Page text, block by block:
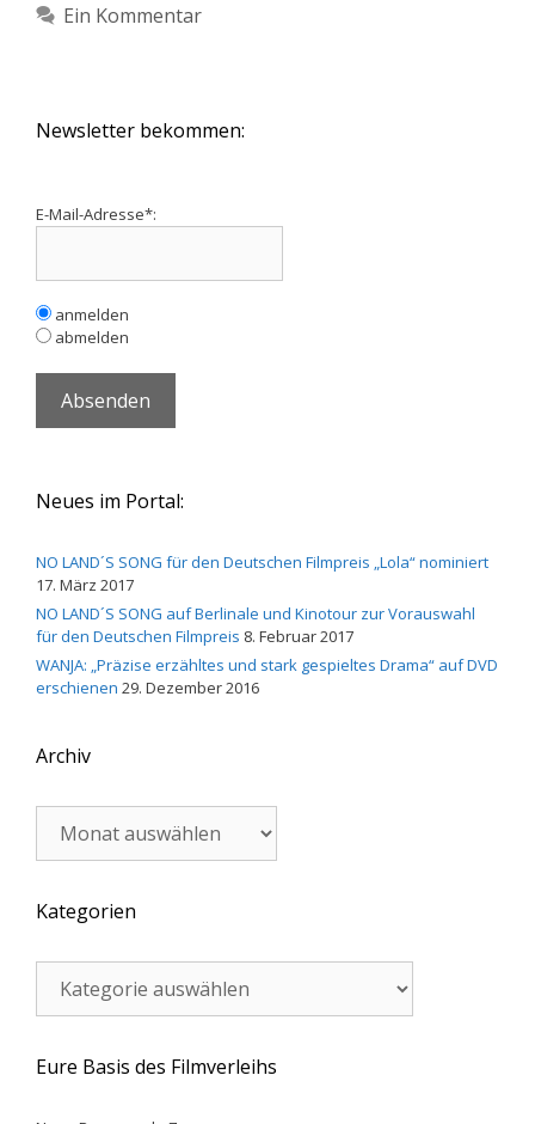
Ein Kommentar
Newsletter bekommen:
E-Mail-Adresse*:
anmelden
abmelden
Neues im Portal:
NO LAND´S SONG für den Deutschen Filmpreis „Lola“ nominiert
17. März 2017
NO LAND´S SONG auf Berlinale und Kinotour zur Vorauswahl
für den Deutschen Filmpreis 8. Februar 2017
WANJA: „Präzise erzähltes und stark gespieltes Drama“ auf DVD
erschienen 29. Dezember 2016
Archiv
Kategorien
Eure Basis des Filmverleihs